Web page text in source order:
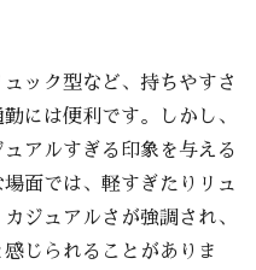
ック型など、持ちやすさ
には便利です。しかし、
アルすぎる印象を与える
面では、軽すぎたりリュ
ジュアルさが強調され、
じられることがありま